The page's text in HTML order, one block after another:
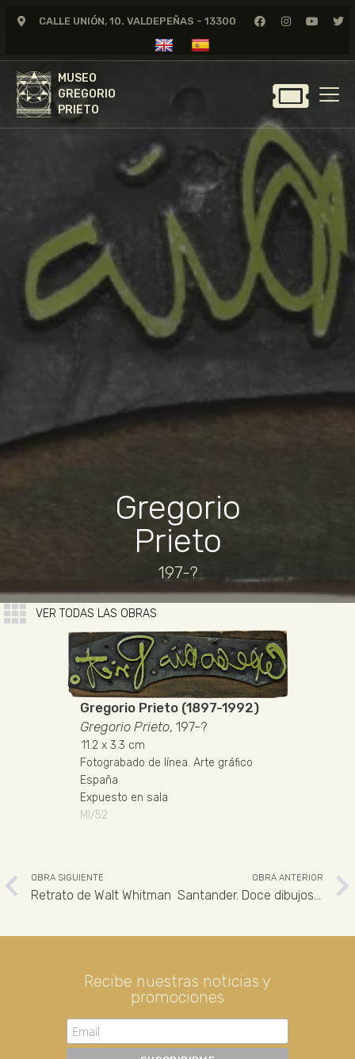
CALLE UNIÓN, 10. VALDEPEÑAS - 13300
MUSEO
GREGORIO
PRIETO
MUSEO
GREGORIO
GREGORIO PRIETO
ARCHIVO
CERTAMEN DE DIBUJO
FUNDACIÓN
TIENDA
NOTICIAS
Gregorio
Prieto
197-?
VER TODAS LAS OBRAS
Gregorio Prieto (1897-1992)
Gregorio Prieto, 197-?
11.2 x 3.3 cm
Fotograbado de línea. Arte gráfico
España
Expuesto en sala
MI/52
OBRA SIGUIENTE
Retrato de Walt Whitman
OBRA ANTERIOR
Santander. Doce dibujos de Gregorio Prieto. Escultura de Santander con muelle al fondo
Recibe nuestras noticias y
promociones